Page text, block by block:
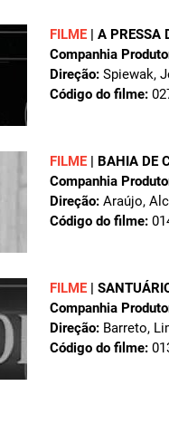
FILME | A PRESSA
Companhia
Direção: Spiewak,
Código do filme:
FILME | BAHIA DE
Companhia
Direção: Araújo,
Código do filme:
FILME |
Companhia
Direção: Barreto,
Código do filme: